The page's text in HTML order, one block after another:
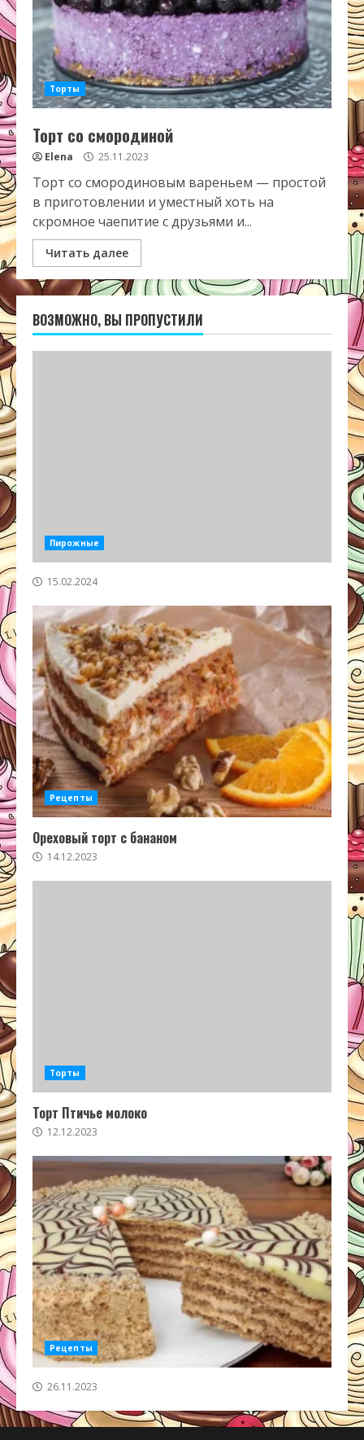
Торты
Торт со смородиной
Elena 25.11.2023
Торт со смородиновым вареньем — простой
в приготовлении и уместный хоть на
скромное чаепитие с друзьями и...
Читать далее
ВОЗМОЖНО, ВЫ ПРОПУСТИЛИ
Пирожные
15.02.2024
Рецепты
Ореховый торт с бананом
14.12.2023
Торты
Торт Птичье молоко
12.12.2023
Рецепты
26.11.2023